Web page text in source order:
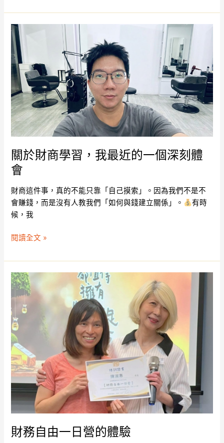
關於財商學習，我最近的一個深刻體
會
財商這件事，真的不能只靠「自己摸索」。因為我們不是不
會賺錢，而是沒有人教我們「如何與錢建立關係」。
有時
候，我
關
於
財
商
學
習，
我
最
近
的
一
個
深
刻
體
會
閱讀全文 »
財務自由一日營的體驗
財
務
由
一
日
營
的
體
驗